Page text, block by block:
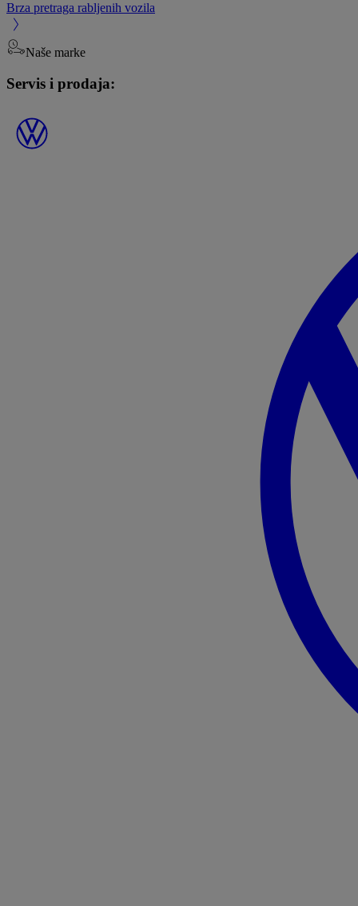
Brza pretraga rabljenih vozila
Naše marke
Servis i prodaja: